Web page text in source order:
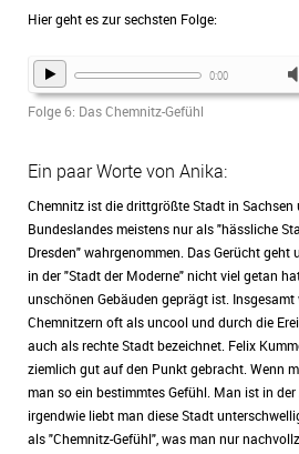
Hier geht es zur sechsten Folge:
0:00
Folge 6: Das Chemnitz-Gefühl
Ein paar Worte von Anika:
Chemnitz ist die drittgrößte Stadt in
Bundeslandes meistens nur als "hässliche
Dresden" wahrgenommen. Das Gerücht geht
in der "Stadt der Moderne" nicht viel getan
unschönen Gebäuden geprägt ist.
Chemnitzern oft als uncool und durch die
auch als rechte Stadt bezeichnet. Felix
ziemlich gut auf den Punkt gebracht. Wenn
man so ein bestimmtes Gefühl. Man ist in
irgendwie liebt man diese Stadt
als "Chemnitz-Gefühl", was man nur